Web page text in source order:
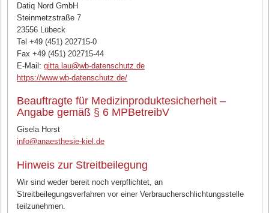
Datiq Nord GmbH
Steinmetzstraße 7
23556 Lübeck
Tel +49 (451) 202715-0
Fax +49 (451) 202715-44
E-Mail: gitta.lau@wb-datenschutz.de
https://www.wb-datenschutz.de/
Beauftragte für Medizinproduktesicherheit –
Angabe gemäß § 6 MPBetreibV
Gisela Horst
info@anaesthesie-kiel.de
Hinweis zur Streitbeilegung
Wir sind weder bereit noch verpflichtet, an
Streitbeilegungsverfahren vor einer Verbraucherschlichtungsstelle
teilzunehmen.